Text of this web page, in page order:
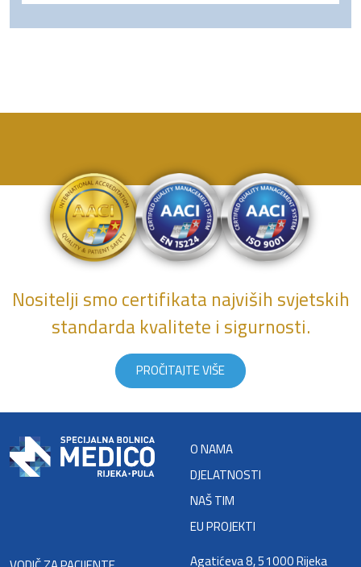
Nositelji smo certifikata najviših svjetskih
standarda kvalitete i sigurnosti.
PROČITAJTE VIŠE
O NAMA
DJELATNOSTI
NAŠ TIM
EU PROJEKTI
Agatićeva 8, 51000 Rijeka